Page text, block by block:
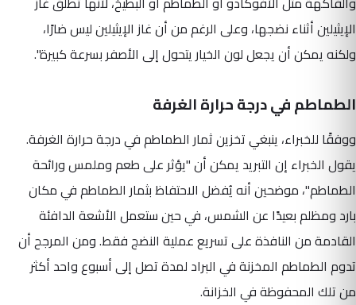
الإيثيلين أثناء نضجها، وعلى الرغم من أن غاز الإيثيلين ليس ضارًا،
ولكنه يمكن أن يجعل لون الخيار يتحول إلى الأصفر بسرعة كبيرة".
الطماطم في درجة حرارة الغرفة
ووفقًا للخبراء، ينبغي تخزين ثمار الطماطم في درجة حرارة الغرفة.
يقول الخبراء إن التبريد يمكن أن "يؤثر على طعم وملمس ورائحة
الطماطم"، موضحين أنه يُفضل الاحتفاظ بثمار الطماطم في مكان
بارد ومظلم بعيدًا عن الشمس، في حين ستعمل الأشعة الدافئة
القادمة من النافذة على تسريع عملية النضج فقط. ومن المرجح أن
تدوم الطماطم المخزنة في البراد لمدة تصل إلى أسبوع واحد أكثر
من تلك المحفوظة في الخزانة.